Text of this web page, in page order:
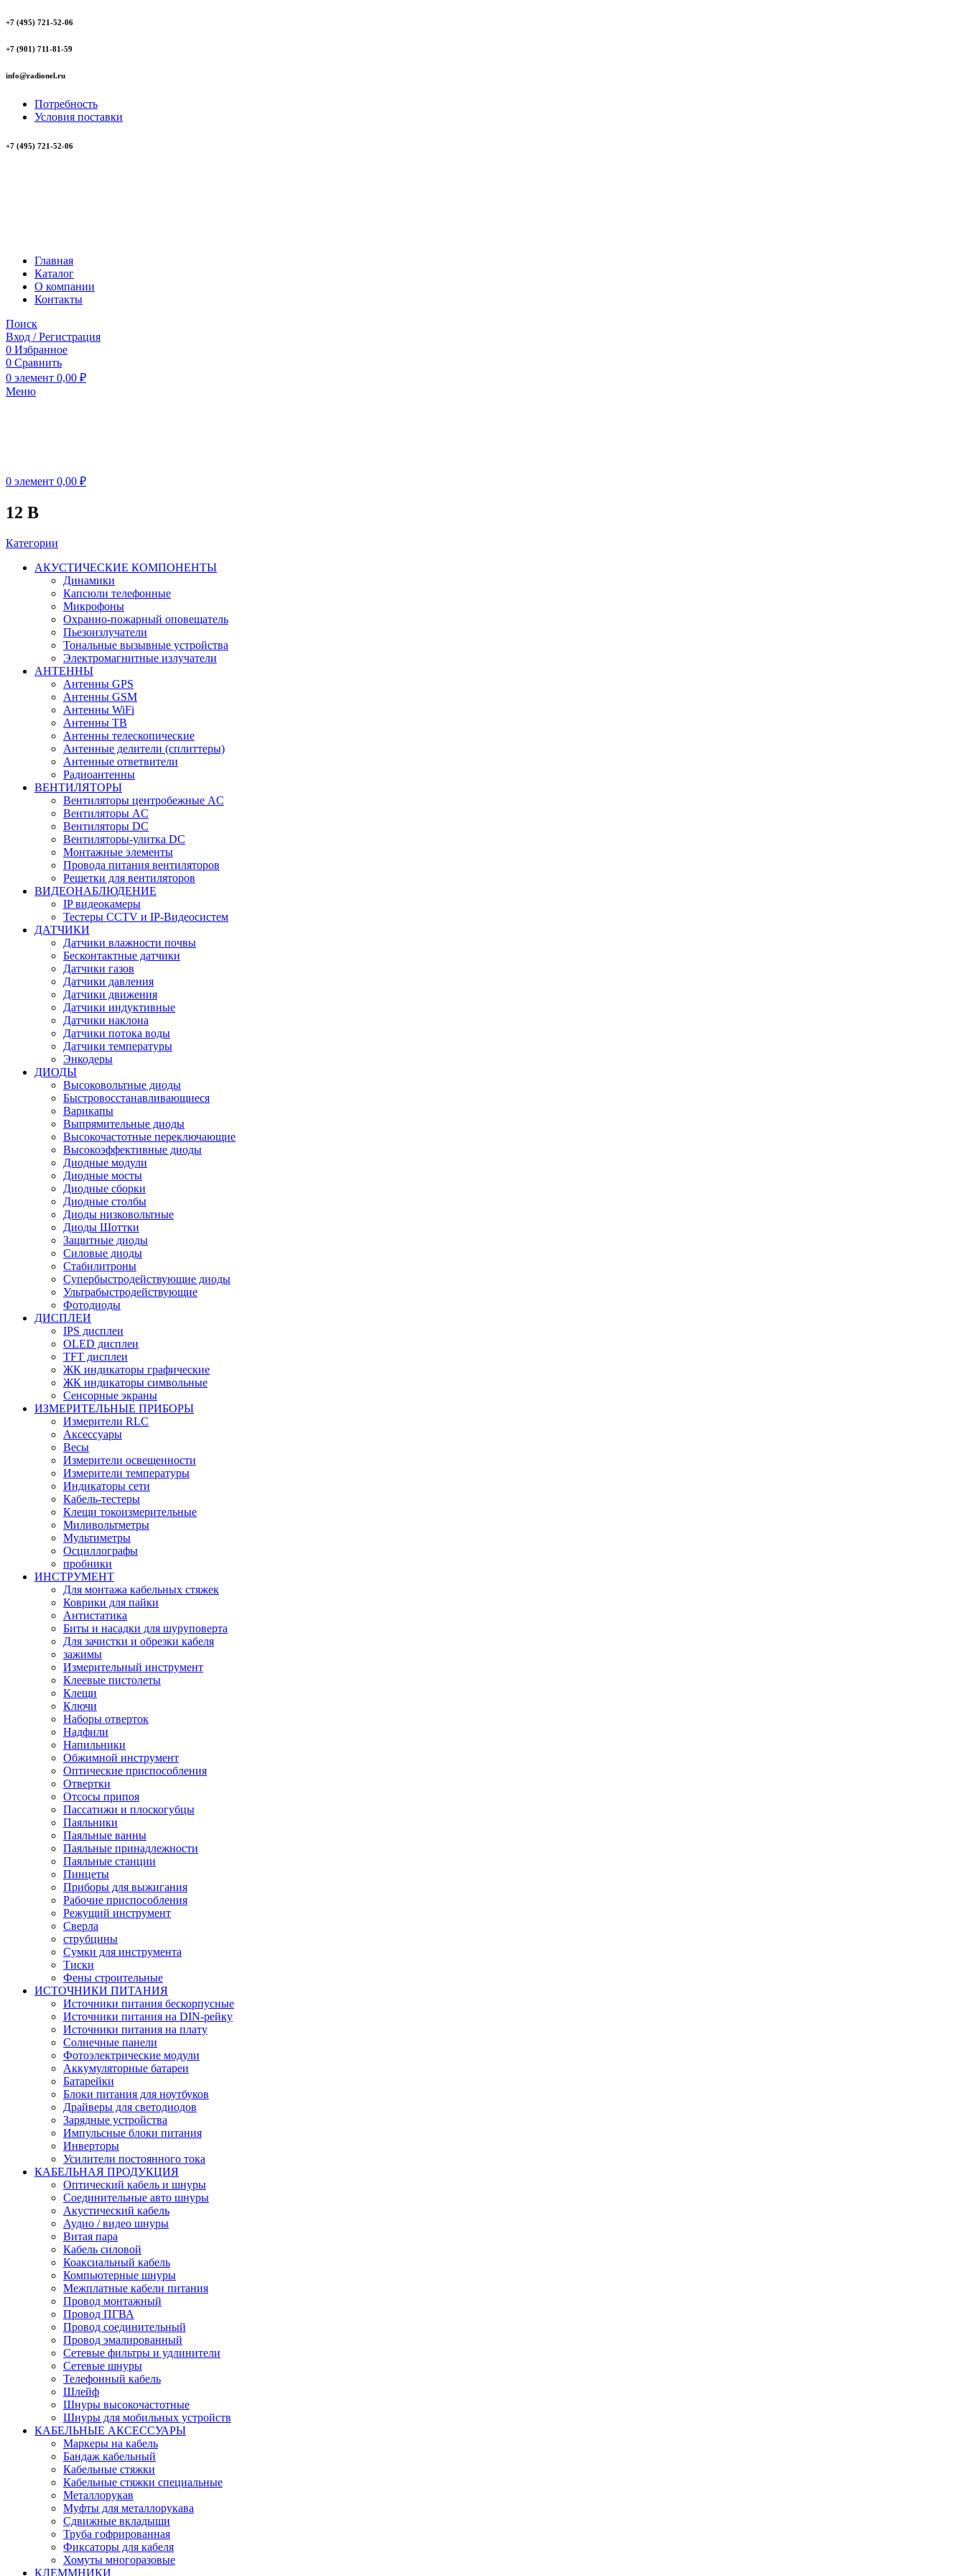
+7 (495) 721-52-06
+7 (901) 711-81-59
info@radionel.ru
Потребность
Условия поставки
+7 (495) 721-52-06
Главная
Каталог
О компании
Контакты
Поиск
Вход / Регистрация
0 Избранное
0 Сравнить
0 элемент 0,00 ₽
Меню
0 элемент 0,00 ₽
12 В
Категории
АКУСТИЧЕСКИЕ КОМПОНЕНТЫ
Динамики
Капсюли телефонные
Микрофоны
Охранно-пожарный оповещатель
Пьезоизлучатели
Тональные вызывные устройства
Электромагнитные излучатели
АНТЕННЫ
Антенны GPS
Антенны GSM
Антенны WiFi
Антенны ТВ
Антенны телескопические
Антенные делители (сплиттеры)
Антенные ответвители
Радиоантенны
ВЕНТИЛЯТОРЫ
Вентиляторы центробежные AC
Вентиляторы AC
Вентиляторы DC
Вентиляторы-улитка DC
Монтажные элементы
Провода питания вентиляторов
Решетки для вентиляторов
ВИДЕОНАБЛЮДЕНИЕ
IP видеокамеры
Тестеры CCTV и IP-Видеосистем
ДАТЧИКИ
Датчики влажности почвы
Бесконтактные датчики
Датчики газов
Датчики давления
Датчики движения
Датчики индуктивные
Датчики наклона
Датчики потока воды
Датчики температуры
Энкодеры
ДИОДЫ
Высоковольтные диоды
Быстровосстанавливающиеся
Варикапы
Выпрямительные диоды
Высокочастотные переключающие
Высокоэффективные диоды
Диодные модули
Диодные мосты
Диодные сборки
Диодные столбы
Диоды низковольтные
Диоды Шоттки
Защитные диоды
Силовые диоды
Стабилитроны
Супербыстродействующие диоды
Ультрабыстродействующие
Фотодиоды
ДИСПЛЕИ
IPS дисплеи
OLED дисплеи
TFT дисплеи
ЖК индикаторы графические
ЖК индикаторы символьные
Сенсорные экраны
ИЗМЕРИТЕЛЬНЫЕ ПРИБОРЫ
Измерители RLC
Аксессуары
Весы
Измерители освещенности
Измерители температуры
Индикаторы сети
Кабель-тестеры
Клещи токоизмерительные
Миливольтметры
Мультиметры
Осциллографы
пробники
ИНСТРУМЕНТ
Для монтажа кабельных стяжек
Коврики для пайки
Антистатика
Биты и насадки для шуруповерта
Для зачистки и обрезки кабеля
зажимы
Измерительный инструмент
Клеевые пистолеты
Клещи
Ключи
Наборы отверток
Надфили
Напильники
Обжимной инструмент
Оптические приспособления
Отвертки
Отсосы припоя
Пассатижи и плоскогубцы
Паяльники
Паяльные ванны
Паяльные принадлежности
Паяльные станции
Пинцеты
Приборы для выжигания
Рабочие приспособления
Режущий инструмент
Сверла
струбцины
Сумки для инструмента
Тиски
Фены строительные
ИСТОЧНИКИ ПИТАНИЯ
Источники питания бескорпусные
Источники питания на DIN-рейку
Источники питания на плату
Солнечные панели
Фотоэлектрические модули
Аккумуляторные батареи
Батарейки
Блоки питания для ноутбуков
Драйверы для светодиодов
Зарядные устройства
Импульсные блоки питания
Инверторы
Усилители постоянного тока
КАБЕЛЬНАЯ ПРОДУКЦИЯ
Оптический кабель и шнуры
Соединительные авто шнуры
Акустический кабель
Аудио / видео шнуры
Витая пара
Кабель силовой
Коаксиальный кабель
Компьютерные шнуры
Межплатные кабели питания
Провод монтажный
Провод ПГВА
Провод соединительный
Провод эмалированный
Сетевые фильтры и удлинители
Сетевые шнуры
Телефонный кабель
Шлейф
Шнуры высокочастотные
Шнуры для мобильных устройств
КАБЕЛЬНЫЕ АКСЕССУАРЫ
Маркеры на кабель
Бандаж кабельный
Кабельные стяжки
Кабельные стяжки специальные
Металлорукав
Муфты для металлорукава
Сдвижные вкладыши
Труба гофрированная
Фиксаторы для кабеля
Хомуты многоразовые
КЛЕММНИКИ